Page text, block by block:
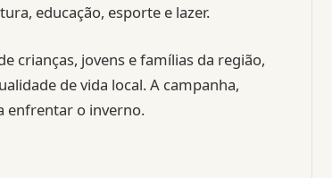
educação, esporte e lazer.
crianças, jovens e famílias da região,
de vida local. A campanha,
enfrentar o inverno.